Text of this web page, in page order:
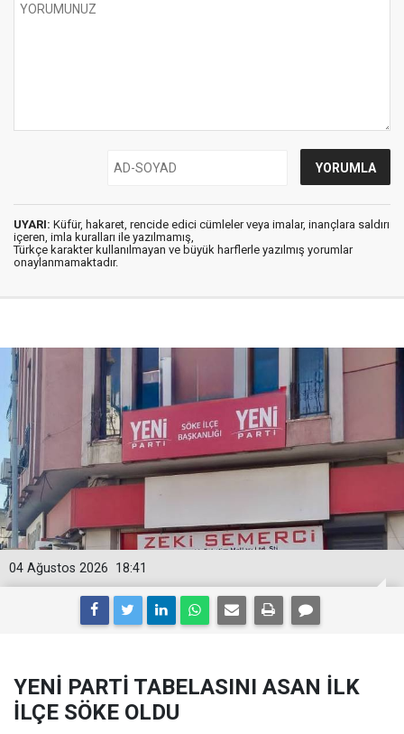
UYARI: Küfür, hakaret, rencide edici cümleler veya imalar, inançlara saldırı
içeren, imla kuralları ile yazılmamış,
Türkçe karakter kullanılmayan ve büyük harflerle yazılmış yorumlar
onaylanmamaktadır.
18:41
04 Ağustos 2026
YENİ PARTİ TABELASINI ASAN İLK
İLÇE SÖKE OLDU